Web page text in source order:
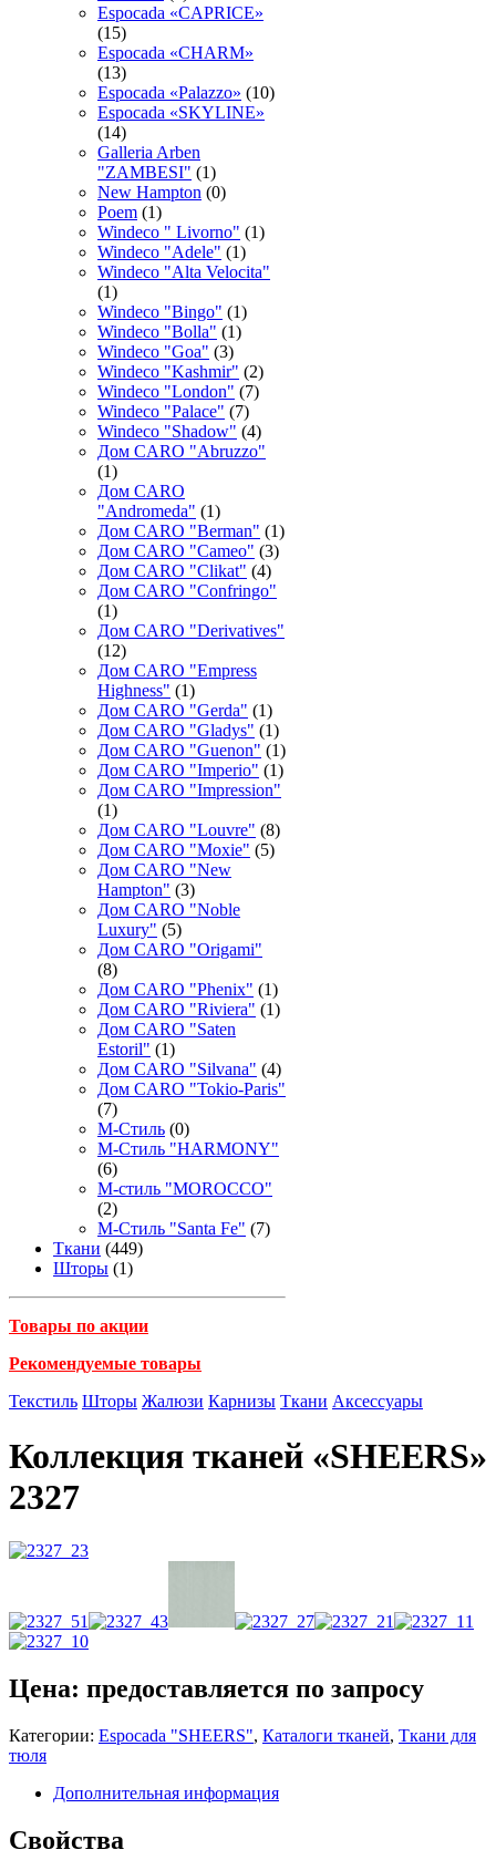
Espocadа «CAPRICE»
(15)
Espocadа «CHARM»
(13)
Espocadа «Palazzo» (10)
Espocadа «SKYLINE»
(14)
Galleria Arben
"ZAMBESI" (1)
New Hampton (0)
Poem (1)
Windeco " Livorno" (1)
Windeco "Adele" (1)
Windeco "Alta Velocita"
(1)
Windeco "Bingo" (1)
Windeco "Bolla" (1)
Windeco "Goa" (3)
Windeco "Kashmir" (2)
Windeco "London" (7)
Windeco "Palace" (7)
Windeco "Shadow" (4)
Дом CARO "Abruzzo"
(1)
Дом CARO
"Andromeda" (1)
Дом CARO "Berman" (1)
Дом CARO "Cameo" (3)
Дом CARO "Clikat" (4)
Дом CARO "Confringo"
(1)
Дом CARO "Derivatives"
(12)
Дом CARO "Empress
Highness" (1)
Дом CARO "Gerda" (1)
Дом CARO "Gladys" (1)
Дом CARO "Guenon" (1)
Дом CARO "Imperio" (1)
Дом CARO "Impression"
(1)
Дом CARO "Louvre" (8)
Дом CARO "Moxie" (5)
Дом CARO "New
Hampton" (3)
Дом CARO "Noble
Luxury" (5)
Дом CARO "Origami"
(8)
Дом CARO "Phenix" (1)
Дом CARO "Riviera" (1)
Дом CARO "Saten
Estoril" (1)
Дом CARO "Silvana" (4)
Дом CARO "Tokio-Paris"
(7)
М-Стиль (0)
М-Стиль "HARMONY"
(6)
М-стиль "MOROCCO"
(2)
М-Стиль "Santa Fe" (7)
Ткани (449)
Шторы (1)
Товары по акции
Рекомендуемые товары
Текстиль Шторы Жалюзи Карнизы Ткани Аксессуары
Коллекция тканей «SHEERS»
2327
Цена: предоставляется по запросу
Категории: Espocadа "SHEERS", Каталоги тканей, Ткани для
тюля
Дополнительная информация
Свойства